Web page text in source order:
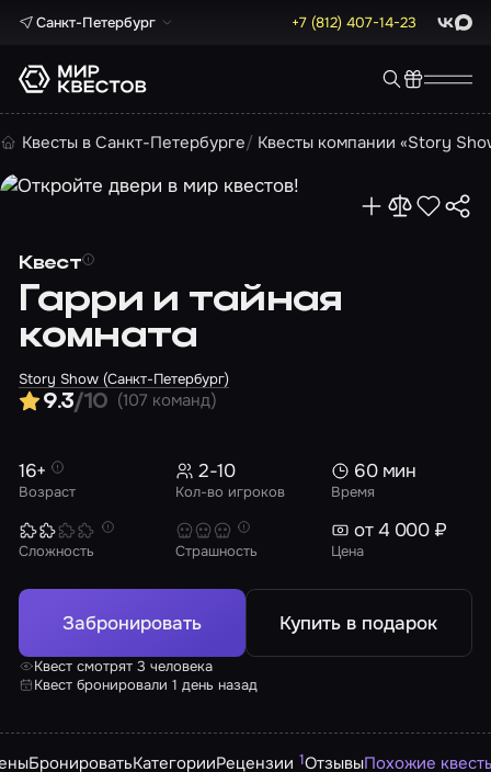
Санкт-Петербург +7 (812) 407-14-23 Max
Квесты в Санкт-Петербурге Квесты компании «Story
Квест
Гарри и тайная
комната
Story Show (Санкт-Петербург)
9.3/10 (107 команд)
Возраст
16+
Кол-во игроков
2-10
Время
60 мин
Сложность Страшность Цена
от 4 000 ₽
Забронировать Купить в подарок
Квест смотрят 3 человека
Квест бронировали 1 день назад
БронироватьКатегорииРецензии 1ОтзывыПохожие